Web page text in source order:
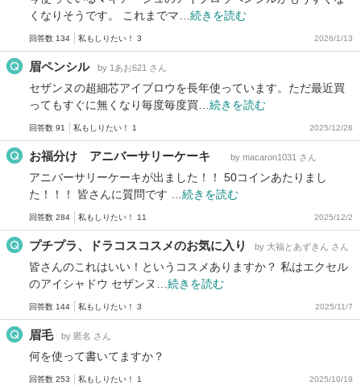
くなりそうです。 これまでマ… 続きを読む
回答数 134 私もしりたい！ 3 2026/1/13
眉ペンシル by 1あお621 さん
セザンヌの超細芯アイブロウを長年使っています。ただ最近買
ってもすぐに無くなり毎度毎度買… 続きを読む
回答数 91 私もしりたい！ 1 2025/12/26
お福分け アニバーサリーケーキ by macaron1031 さん
アニバーサリーケーキが出ました！！ 50コインあたりまし
た！！！ 皆さんに質問です … 続きを読む
回答数 284 私もしりたい！ 11 2025/12/2
プチプラ、ドラコスコスメのお気に入り by 大福とあずきん さん
皆さんのこれはいい！というコスメありますか？ 私はエクセル
のアイシャドウ セザンヌ… 続きを読む
回答数 144 私もしりたい！ 3 2025/11/7
眉毛 by 匿名 さん
何を使って書いてますか？
回答数 253 私もしりたい！ 1 2025/10/19